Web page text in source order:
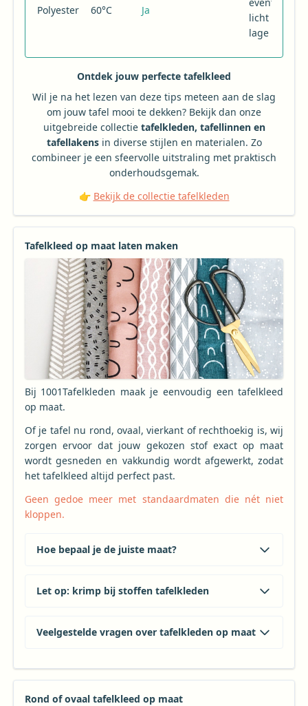
Polyester 60°C Ja
licht op
lage temp.
Ontdek jouw perfecte tafelkleed
Wil je na het lezen van deze tips meteen aan de slag
om jouw tafel mooi te dekken? Bekijk dan onze
uitgebreide collectie tafelkleden, tafellinnen en
tafellakensin diverse stijlen en materialen. Zo
combineer je een sfeervolle uitstraling met praktisch
onderhoudsgemak.
👉 Bekijk de collectie tafelkleden
Tafelkleed op maat laten maken
Bij 1001Tafelkleden maak je eenvoudig een tafelkleed
op maat.
Of je tafel nu rond, ovaal, vierkant of rechthoekig is, wij
zorgen ervoor dat jouw gekozen stof exact op maat
wordt gesneden en vakkundig wordt afgewerkt, zodat
het tafelkleed altijd perfect past.
Geen gedoe meer met standaardmaten die nét niet
kloppen.
Hoe bepaal je de juiste maat?
Let op: krimp bij stoffen tafelkleden
Veelgestelde vragen over tafelkleden op maat
Rond of ovaal tafelkleed op maat